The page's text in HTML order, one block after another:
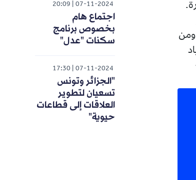
ومن
07-11-2024
20:09
اجتماع هام
بخصوص برنامج
سكنات "عدل"
07-11-2024
17:30
"الجزائر وتونس
تسعيان لتطوير
العلاقات إلى قطاعات
حيوية"